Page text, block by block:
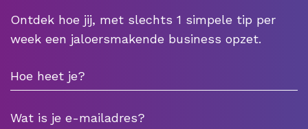
Ontdek hoe jij, met slechts 1 simpele tip per
week een jaloersmakende business opzet.